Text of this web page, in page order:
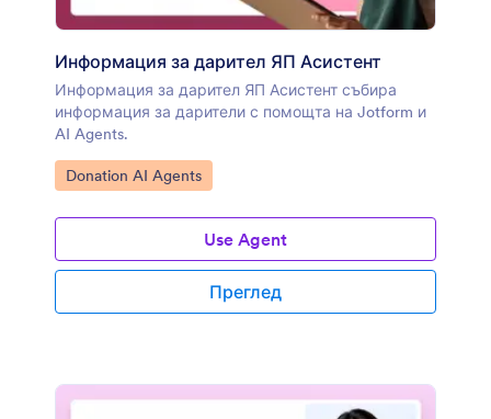
Информация за дарител ЯП Асистент
Информация за дарител ЯП Асистент събира
информация за дарители с помощта на Jotform и
AI Agents.
Отидете на категорията:
Donation AI Agents
Use Agent
Преглед